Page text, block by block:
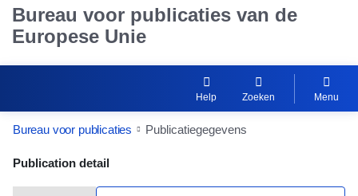
Bureau voor publicaties van de
Europese Unie
Help Zoeken Menu
Bureau voor publicaties Publicatiegegevens
Publication Detail Actions Portlet
Publication detail